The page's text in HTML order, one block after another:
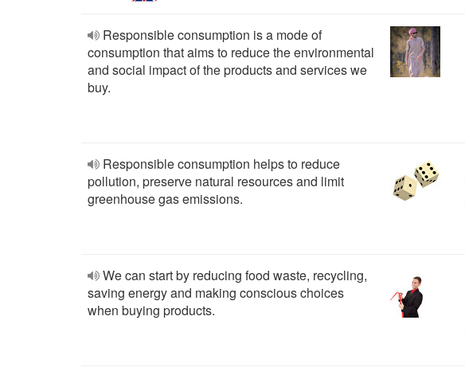
Responsible consumption is a mode of
consumption that aims to reduce the environmental
and social impact of the products and services we
buy.
Responsible consumption helps to reduce
pollution, preserve natural resources and limit
greenhouse gas emissions.
We can start by reducing food waste, recycling,
saving energy and making conscious choices
when buying products.